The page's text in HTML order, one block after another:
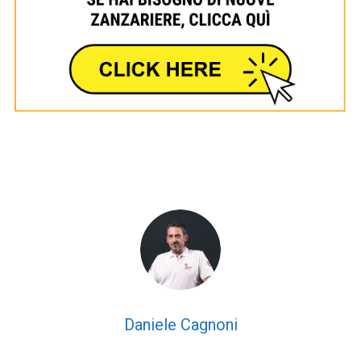
Daniele Cagnoni